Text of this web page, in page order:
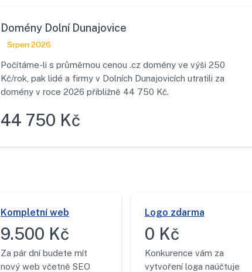
Domény Dolní Dunajovice
Srpen 2026
Počítáme-li s průměrnou cenou .cz domény ve výši 250
Kč/rok, pak lidé a firmy v Dolních Dunajovicích utratili za
domény v roce 2026 přibližně 44 750 Kč.
44 750 Kč
Kompletní web
9.500 Kč
Za pár dní budete mít
nový web včetně SEO
Logo zdarma
0 Kč
Konkurence vám za
vytvoření loga naúčtuje